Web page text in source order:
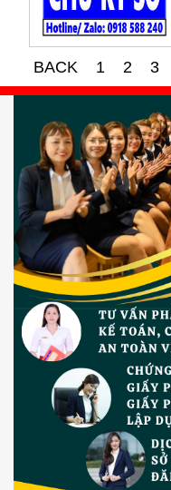
BACK 1 2 3